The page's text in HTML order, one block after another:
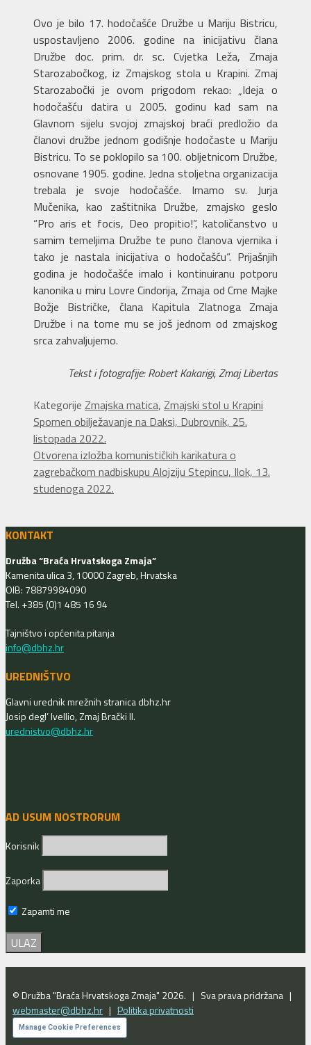
Ovo je bilo 17. hodočašće Družbe u Mariju Bistricu,
uspostavljeno 2006. godine na inicijativu člana
Družbe doc. prim. dr. sc. Cvjetka Leža, Zmaja
Starozabočkog, iz Zmajskog stola u Krapini. Zmaj
Starozabočki je ovom prigodom rekao: „Ideja o
hodočašću datira u 2005. godinu kad sam na
Glavnom sijelu svojoj zmajskoj braći predložio da
članovi družbe jednom godišnje hodočaste u Mariju
Bistricu. To se poklopilo sa 100. obljetnicom Družbe,
osnovane 1905. godine. Jedna stoljetna organizacija
trebala je svoje hodočašće. Imamo sv. Jurja
Mučenika, kao zaštitnika Družbe, zmajsko geslo
“Pro aris et focis, Deo propitio!”, katoličanstvo u
samim temeljima Družbe te puno članova vjernika i
tako je nastala inicijativa o hodočašću“. Prijašnjih
godina je hodočašće imalo i kontinuiranu potporu
kanonika u miru Lovre Cindorija, Zmaja od Crne Majke
Božje Bistričke, člana Kapitula Zlatnoga Zmaja
Družbe i na tome mu se još jednom od zmajskog
srca zahvaljujemo.
Tekst i fotografije: Robert Kakarigi, Zmaj Libertas
Kategorije Zmajska matica, Zmajski stol u Krapini
Spomen obilježavanje na Daksi, Dubrovnik, 25.
listopada 2022.
Otvorena izložba komunističkih karikatura o
zagrebačkom nadbiskupu Alojziju Stepincu, Ilok, 13.
studenoga 2022.
KONTAKT
Družba “Braća Hrvatskoga Zmaja”
Kamenita ulica 3, 10000 Zagreb, Hrvatska
OIB: 78879984090
Tel. +385 (0)1 485 16 94
Tajništvo i općenita pitanja
info@dbhz.hr
UREDNIŠTVO
Glavni urednik mrežnih stranica dbhz.hr
Josip degl’ Ivellio, Zmaj Brački II.
urednistvo@dbhz.hr
AD USUM NOSTRORUM
Korisnik
Zaporka
Zapamti me
© Družba "Braća Hrvatskoga Zmaja" 2026. | Sva prava pridržana |
webmaster@dbhz.hr | Politika privatnosti
Manage Cookie Preferences